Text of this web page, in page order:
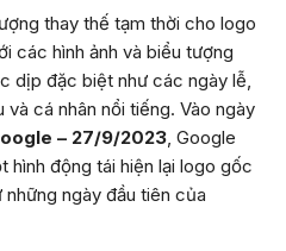
thay thế tạm thời cho logo
các hình ảnh và biểu tượng
dịp đặc biệt như các ngày lễ,
cá nhân nổi tiếng. Vào ngày
– 27/9/2023 , Google
động tái hiện lại logo gốc
ngày đầu tiên của